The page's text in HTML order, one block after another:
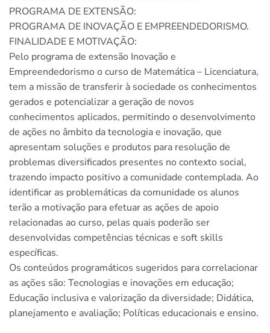
PROGRAMA DE EXTENSÃO:
PROGRAMA DE INOVAÇÃO E EMPREENDEDORISMO.
FINALIDADE E MOTIVAÇÃO:
Pelo programa de extensão Inovação e
Empreendedorismo o curso de Matemática – Licenciatura,
tem a missão de transferir à sociedade os conhecimentos
gerados e potencializar a geração de novos
conhecimentos aplicados, permitindo o desenvolvimento
de ações no âmbito da tecnologia e inovação, que
apresentam soluções e produtos para resolução de
problemas diversificados presentes no contexto social,
trazendo impacto positivo a comunidade contemplada. Ao
identificar as problemáticas da comunidade os alunos
terão a motivação para efetuar as ações de apoio
relacionadas ao curso, pelas quais poderão ser
desenvolvidas competências técnicas e soft skills
específicas.
Os conteúdos programáticos sugeridos para correlacionar
as ações são: Tecnologias e inovações em educação;
Educação inclusiva e valorização da diversidade; Didática,
planejamento e avaliação; Políticas educacionais e ensino.